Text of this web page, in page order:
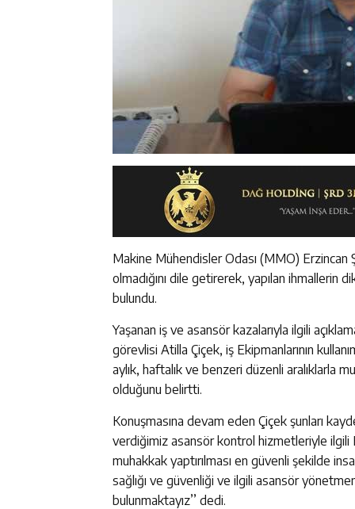
Makine Mühendisler Odası (MMO) Erzincan
olmadığını dile getirerek, yapılan ihmallerin
bulundu.
Yaşanan iş ve asansör kazalarıyla ilgili
görevlisi Atilla Çiçek, iş Ekipmanlarının
aylık, haftalık ve benzeri düzenli aralıklarla
olduğunu belirtti.
Konuşmasına devam eden Çiçek şunları
verdiğimiz asansör kontrol hizmetleriyle ilgili
muhakkak yaptırılması en güvenli şekilde
sağlığı ve güvenliği ve ilgili asansör
bulunmaktayız’’ dedi.